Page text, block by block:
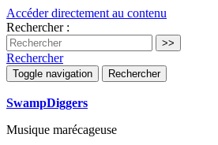
Accéder directement au contenu
Rechercher :
Rechercher
Toggle navigation Rechercher
SwampDiggers
Musique marécageuse